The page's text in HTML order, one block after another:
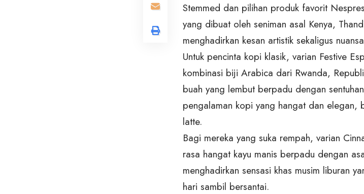
Stemmed dan pilihan produk favorit
yang dibuat oleh seniman asal Kenya,
menghadirkan kesan artistik sekaligus
Untuk pencinta kopi klasik, varian Festive
kombinasi biji Arabica dari Rwanda,
buah yang lembut berpadu dengan
pengalaman kopi yang hangat dan elegan,
latte.
Bagi mereka yang suka rempah, varian
rasa hangat kayu manis berpadu dengan
menghadirkan sensasi khas musim liburan
hari sambil bersantai.